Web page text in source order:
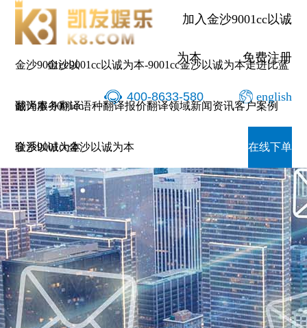
加入金沙9001cc以诚
为本 免费注册
400-8633-580 english
金沙9001cc以
诚为本-9001cc
金沙以诚为本
金沙9001cc以诚为本-9001cc金沙以诚为本走进比蓝
翻译服务翻译语种翻译报价翻译领域新闻资讯客户案例
联系9001cc金沙以诚为本 在线下单